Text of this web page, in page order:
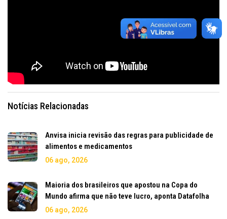
Notícias Relacionadas
Anvisa inicia revisão das regras para publicidade de
alimentos e medicamentos
06 ago, 2026
Maioria dos brasileiros que apostou na Copa do
Mundo afirma que não teve lucro, aponta Datafolha
06 ago, 2026